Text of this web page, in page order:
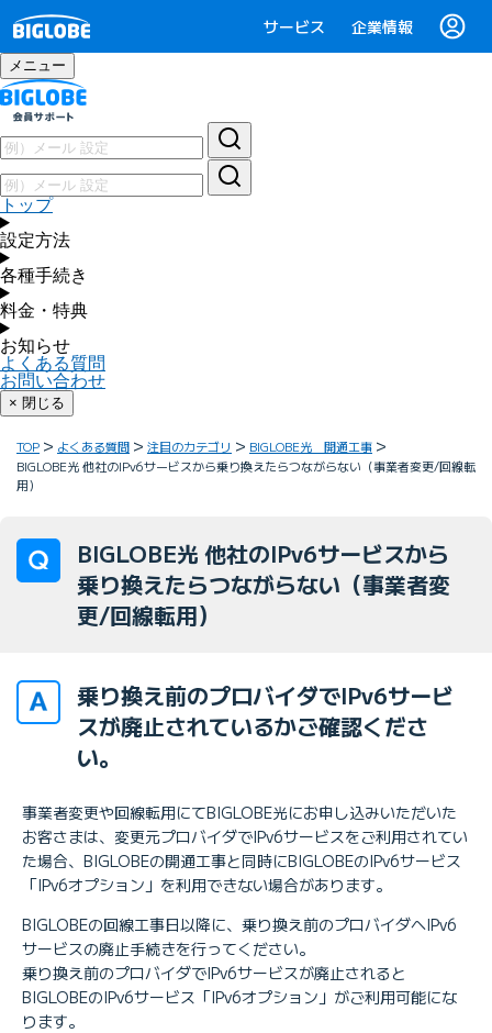
サービス 企業情報
メニュー
トップ
設定方法
各種手続き
料金・特典
お知らせ
よくある質問
お問い合わせ
× 閉じる
TOP よくある質問 注目のカテゴリ
BIGLOBE光 開通工事
BIGLOBE光 他社のIPv6サービスから乗り換えたらつながらない（事業者変更/回線転
用）
BIGLOBE光 他社のIPv6サービスから
乗り換えたらつながらない（事業者変
更/回線転用）
乗り換え前のプロバイダでIPv6サービ
スが廃止されているかご確認くださ
い。
事業者変更や回線転用にてBIGLOBE光にお申し込みいただいた
お客さまは、変更元プロバイダでIPv6サービスをご利用されてい
た場合、BIGLOBEの開通工事と同時にBIGLOBEのIPv6サービス
「IPv6オプション」を利用できない場合があります。
BIGLOBEの回線工事日以降に、乗り換え前のプロバイダへIPv6
サービスの廃止手続きを行ってください。
乗り換え前のプロバイダでIPv6サービスが廃止されると
BIGLOBEのIPv6サービス「IPv6オプション」がご利用可能にな
ります。